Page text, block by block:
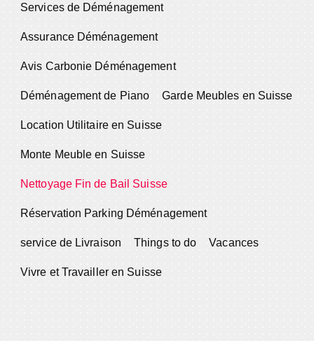
Services de Déménagement
Assurance Déménagement
Avis Carbonie Déménagement
Déménagement de Piano Garde Meubles en Suisse
Location Utilitaire en Suisse
Monte Meuble en Suisse
Nettoyage Fin de Bail Suisse
Réservation Parking Déménagement
service de Livraison Things to do Vacances
Vivre et Travailler en Suisse